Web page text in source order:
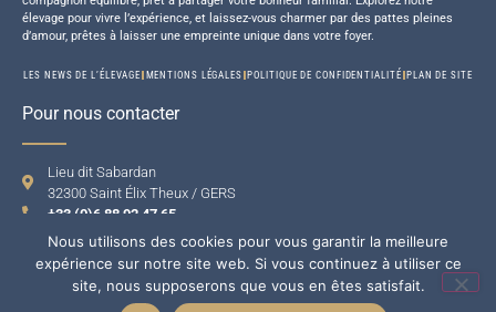
élevage pour vivre l’expérience, et laissez-vous charmer par des pattes pleines
d’amour, prêtes à laisser une empreinte unique dans votre foyer.
LES NEWS DE L’ÉLEVAGE MENTIONS LÉGALES POLITIQUE DE CONFIDENTIALITÉ PLAN DE SITE
Pour nous contacter
Lieu dit Sabardan
32300 Saint Élix Theux / GERS
+33 (0)6 88 92 47 65
Nous utilisons des cookies pour vous garantir la meilleure
expérience sur notre site web. Si vous continuez à utiliser ce
site, nous supposerons que vous en êtes satisfait.